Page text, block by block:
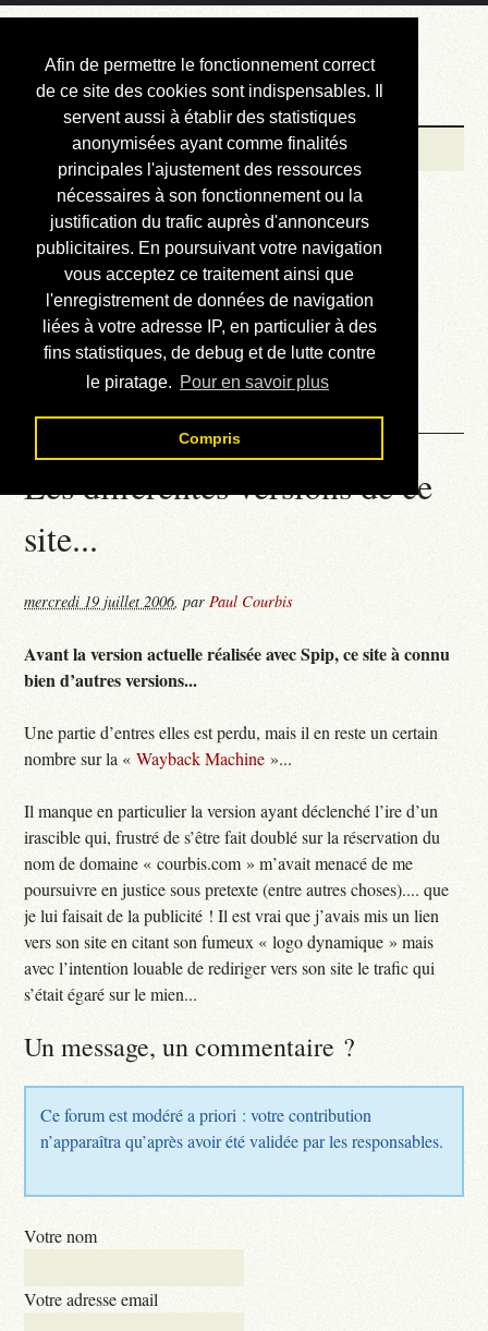
Afin de permettre le fonctionnement correct
de ce site des cookies sont indispensables. Il
servent aussi à établir des statistiques
anonymisées ayant comme finalités
principales l'ajustement des ressources
nécessaires à son fonctionnement ou la
justification du trafic auprès d'annonceurs
publicitaires. En poursuivant votre navigation
vous acceptez ce traitement ainsi que
l'enregistrement de données de navigation
liées à votre adresse IP, en particulier à des
fins statistiques, de debug et de lutte contre
le piratage. Pour en savoir plus
Compris
Courbis, « LE »
Blog Officiel
Bienvenue
Réalisations
Divers (et d’été)
Annonces
Liens externes
Téléchargement
Contact
Les différentes versions de ce
site...
mercredi 19 juillet 2006,parPaul Courbis
Avant la version actuelle réalisée avec Spip, ce site à connu
bien d’autres versions...
Une partie d’entres elles est perdu, mais il en reste un certain
nombre sur la «Wayback Machine »...
Il manque en particulier la version ayant déclenché l’ire d’un
irascible qui, frustré de s’être fait doublé sur la réservation du
nom de domaine « courbis.com » m’avait menacé de me
poursuivre en justice sous pretexte (entre autres choses).... que
je lui faisait de la publicité ! Il est vrai que j’avais mis un lien
vers son site en citant son fumeux « logo dynamique » mais
avec l’intention louable de rediriger vers son site le trafic qui
s’était égaré sur le mien...
Un message, un commentaire ?
Ce forum est modéré a priori : votre contribution
n’apparaîtra qu’après avoir été validée par les responsables.
Votre nom
Votre adresse email